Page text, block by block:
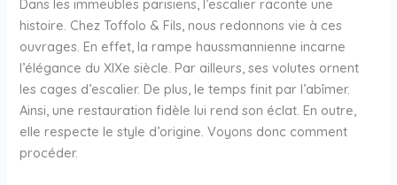
Dans les immeubles parisiens, l’escalier raconte une
histoire. Chez Toffolo & Fils, nous redonnons vie à ces
ouvrages. En effet, la rampe haussmannienne incarne
l’élégance du XIXe siècle. Par ailleurs, ses volutes ornent
les cages d’escalier. De plus, le temps finit par l’abîmer.
Ainsi, une restauration fidèle lui rend son éclat. En outre,
elle respecte le style d’origine. Voyons donc comment
procéder.